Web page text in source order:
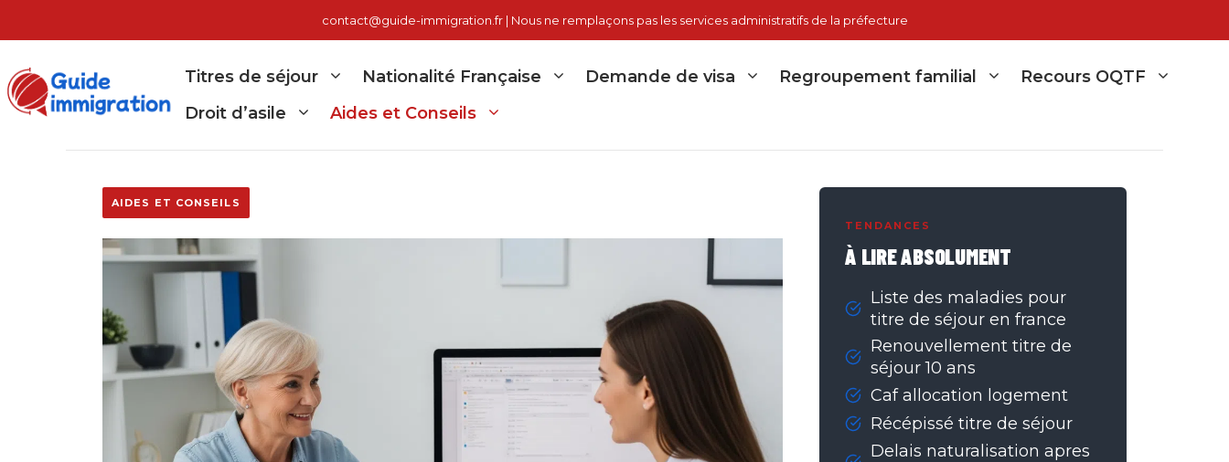
contact@guide-immigration.fr | Nous ne remplaçons pas les services administratifs de la préfecture
Titres de séjour Nationalité Française Demande de visa Regroupement familial
Recours OQTF
Droit d’asile
Aides et Conseils
AIDES ET CONSEILS
TENDANCES
À LIRE ABSOLUMENT
Liste des maladies pour
titre de séjour en france
Renouvellement titre de
séjour 10 ans
Caf allocation logement
Récépissé titre de séjour
Delais naturalisation apres